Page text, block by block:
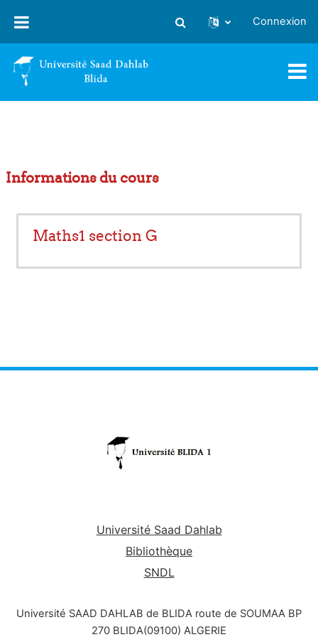
Activer/désactiver la saisie
Connexion
Informations du cours
Maths1 section G
Université Saad Dahlab
Bibliothèque
SNDL
Université SAAD DAHLAB de BLIDA route de SOUMAA BP
270 BLIDA(09100) ALGERIE